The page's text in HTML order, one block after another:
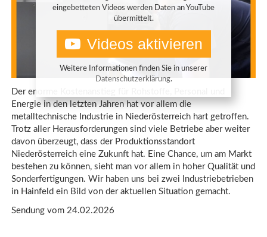
eingebetteten Videos werden Daten an YouTube
übermittelt.
Videos aktivieren
Weitere Informationen finden Sie in unserer
Datenschutzerklärung.
Der enorme Kostenanstieg für Rohstoffe, Personal und
Energie in den letzten Jahren hat vor allem die
metalltechnische Industrie in Niederösterreich hart getroffen.
Trotz aller Herausforderungen sind viele Betriebe aber weiter
davon überzeugt, dass der Produktionsstandort
Niederösterreich eine Zukunft hat. Eine Chance, um am Markt
bestehen zu können, sieht man vor allem in hoher Qualität und
Sonderfertigungen. Wir haben uns bei zwei Industriebetrieben
in Hainfeld ein Bild von der aktuellen Situation gemacht.
Sendung vom 24.02.2026